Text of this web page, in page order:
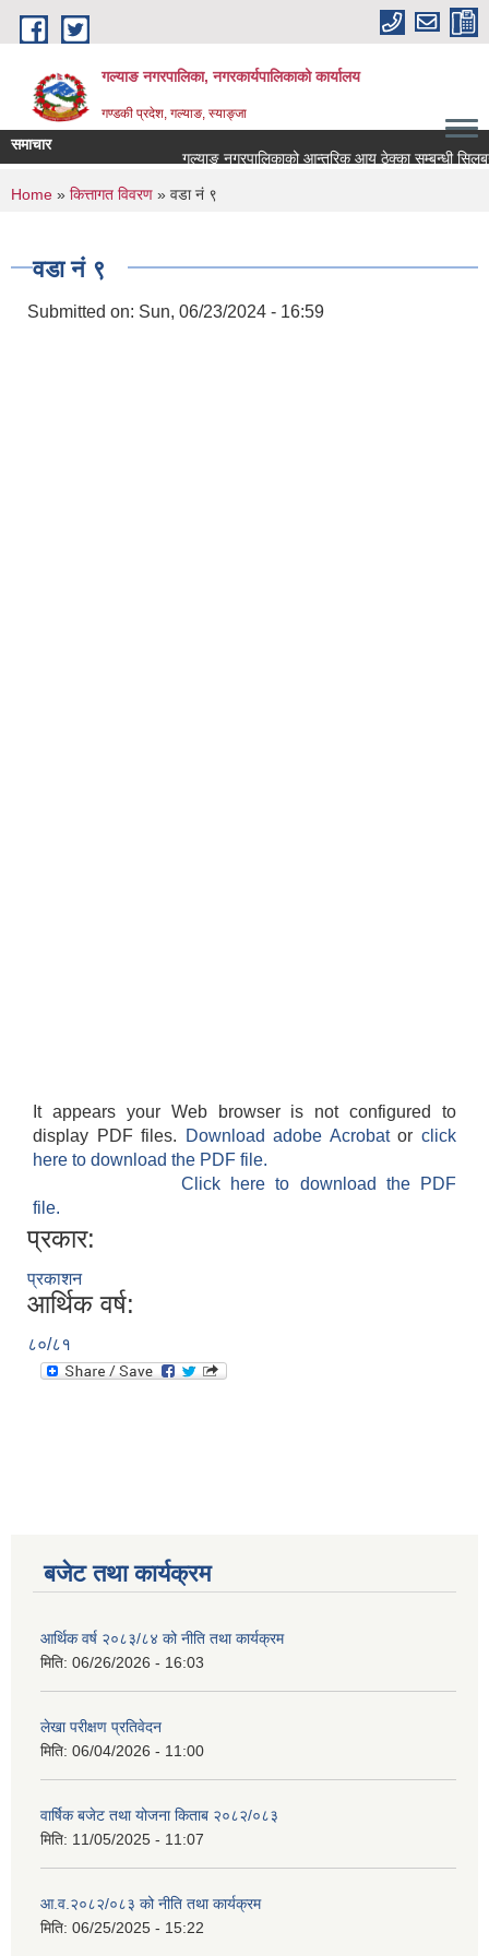
Skip to main content
गल्याङ नगरपालिका, नगरकार्यपालिकाको कार्यालय
गण्डकी प्रदेश, गल्याङ, स्याङ्जा
समाचार
गल्याङ नगरपालिकाको आन्तरिक आय ठेक्का सम्बन्धी
You are here
Home » कित्तागत विवरण » वडा नं ९
वडा नं ९
Submitted on: Sun, 06/23/2024 - 16:59
It appears your Web browser is not configured to
display PDF files.
Download adobe Acrobatorclick
here to download the PDF file.
Click here to download the PDF
file.
प्रकार:
प्रकाशन
आर्थिक वर्ष:
८०/८१
बजेट तथा कार्यक्रम
आर्थिक वर्ष २०८३/८४ को नीति तथा कार्यक्रम
मिति: 06/26/2026 - 16:03
लेखा परीक्षण प्रतिवेदन
मिति: 06/04/2026 - 11:00
वार्षिक बजेट तथा योजना किताब २०८२/०८३
मिति: 11/05/2025 - 11:07
आ.व.२०८२/०८३ को नीति तथा कार्यक्रम
मिति: 06/25/2025 - 15:22